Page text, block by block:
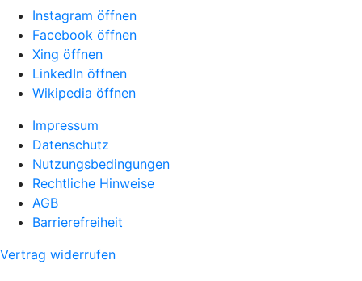
Instagram öffnen
Facebook öffnen
Xing öffnen
LinkedIn öffnen
Wikipedia öffnen
Impressum
Datenschutz
Nutzungsbedingungen
Rechtliche Hinweise
AGB
Barrierefreiheit
Vertrag widerrufen